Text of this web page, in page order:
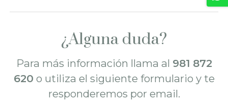
¿Alguna duda?
Para más información llama al 981 872
620 o utiliza el siguiente formulario y te
responderemos por email.